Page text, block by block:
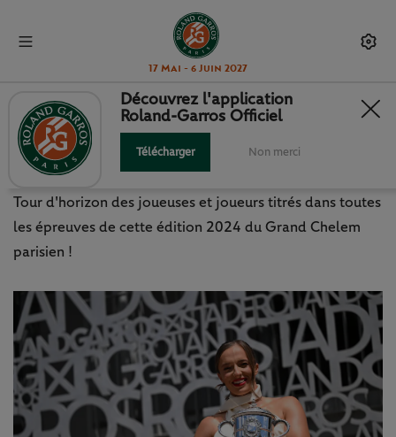
17 Mai - 6 Juin 2027
ROLAND-GARROS 2024 : LE
RÉCAP' DES CHAMPIONS !
Tour d'horizon des joueuses et joueurs titrés dans toutes
les épreuves de cette édition 2024 du Grand Chelem
parisien !
Découvrez l'application
Roland-Garros Officiel
Télécharger Non merci